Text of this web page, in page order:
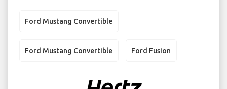
Ford Mustang Convertible
Ford Mustang Convertible Ford Fusion